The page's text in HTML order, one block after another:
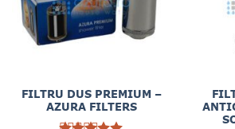
FILTRU DUS PREMIUM –
AZURA FILTERS